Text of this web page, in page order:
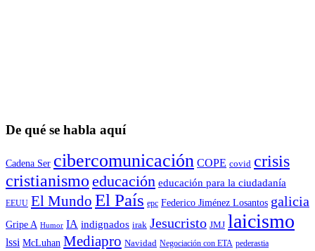
De qué se habla aquí
Cadena Ser cibercomunicación COPE covid crisis
cristianismo educación educación para la ciudadaní­a
EEUU El Mundo El País epc Federico Jiménez Losantos galicia
Gripe A Humor IA indignados irak Jesucristo JMJ laicismo
lssi McLuhan Mediapro Navidad Negociación con ETA pederastia